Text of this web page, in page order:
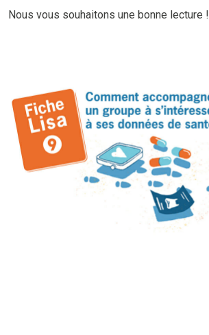
Nous vous souhaitons une bonne lecture !